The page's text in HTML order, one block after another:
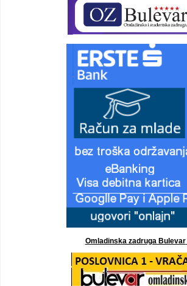
Omladinska zadruga Bulevar